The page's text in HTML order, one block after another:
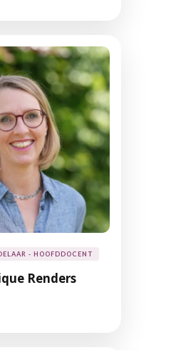
- HOOFDDOCENT
Renders